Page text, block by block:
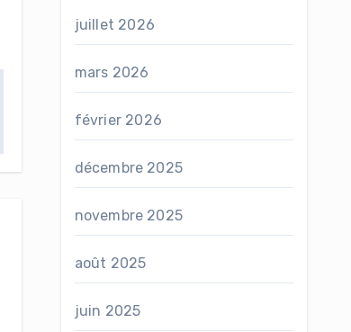
juillet 2026
mars 2026
février 2026
décembre 2025
novembre 2025
août 2025
juin 2025